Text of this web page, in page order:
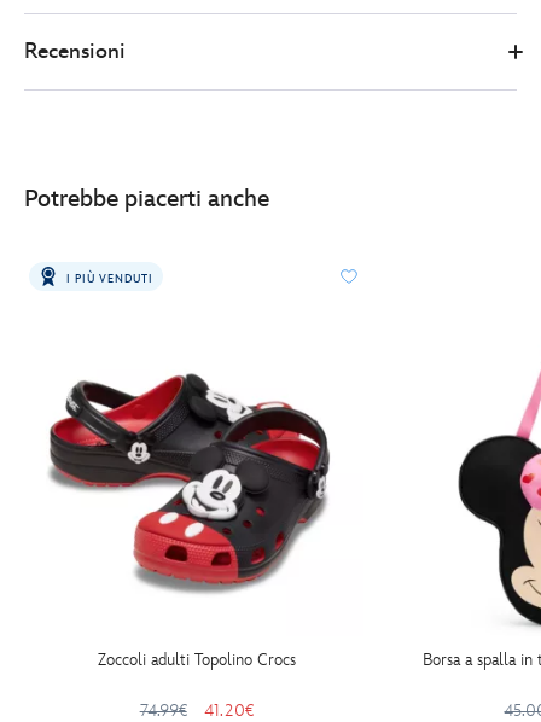
Recensioni
Potrebbe piacerti anche
I PIÙ VENDUTI
Zoccoli adulti Topolino Crocs
74.99€ 41.20€
Borsa a spalla